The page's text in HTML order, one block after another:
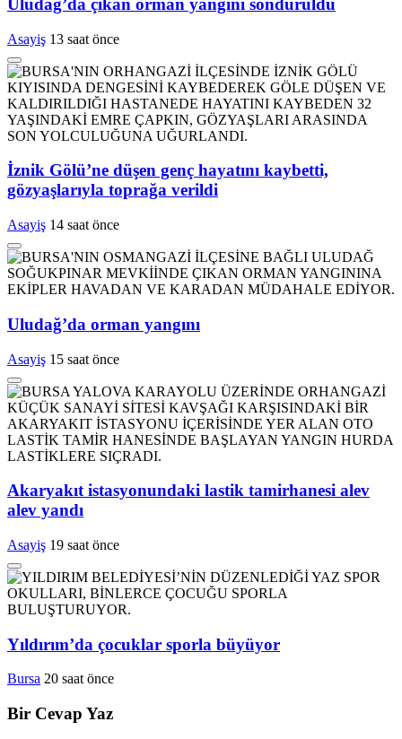
Uludağ’da çıkan orman yangını söndürüldü
Asayiş 13 saat önce
İznik Gölü’ne düşen genç hayatını kaybetti,
gözyaşlarıyla toprağa verildi
Asayiş 14 saat önce
Uludağ’da orman yangını
Asayiş 15 saat önce
Akaryakıt istasyonundaki lastik tamirhanesi alev
alev yandı
Asayiş 19 saat önce
Yıldırım’da çocuklar sporla büyüyor
Bursa 20 saat önce
Bir Cevap Yaz